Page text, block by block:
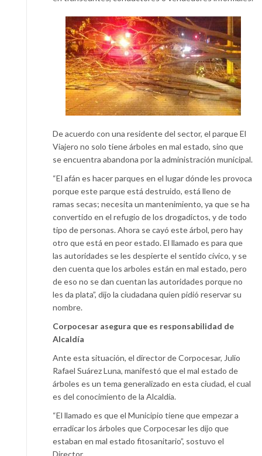
De acuerdo con una residente del sector, el parque El
Viajero no solo tiene árboles en mal estado, sino que
se encuentra abandona por la administración municipal.
“El afán es hacer parques en el lugar dónde les provoca
porque este parque está destruido, está lleno de
ramas secas; necesita un mantenimiento, ya que se ha
convertido en el refugio de los drogadictos, y de todo
tipo de personas. Ahora se cayó este árbol, pero hay
otro que está en peor estado. El llamado es para que
las autoridades se les despierte el sentido cívico, y se
den cuenta que los arboles están en mal estado, pero
de eso no se dan cuentan las autoridades porque no
les da plata”, dijo la ciudadana quien pidió reservar su
nombre.
Corpocesar asegura que es responsabilidad de
Alcaldía
Ante esta situación, el director de Corpocesar, Julio
Rafael Suárez Luna, manifestó que el mal estado de
árboles es un tema generalizado en esta ciudad, el cual
es del conocimiento de la Alcaldía.
“El llamado es que el Municipio tiene que empezar a
erradicar los árboles que Corpocesar les dijo que
estaban en mal estado fitosanitario”, sostuvo el
Director.